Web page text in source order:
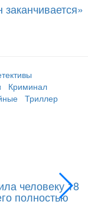
Криминал
Триллер
человеку 18
полностью